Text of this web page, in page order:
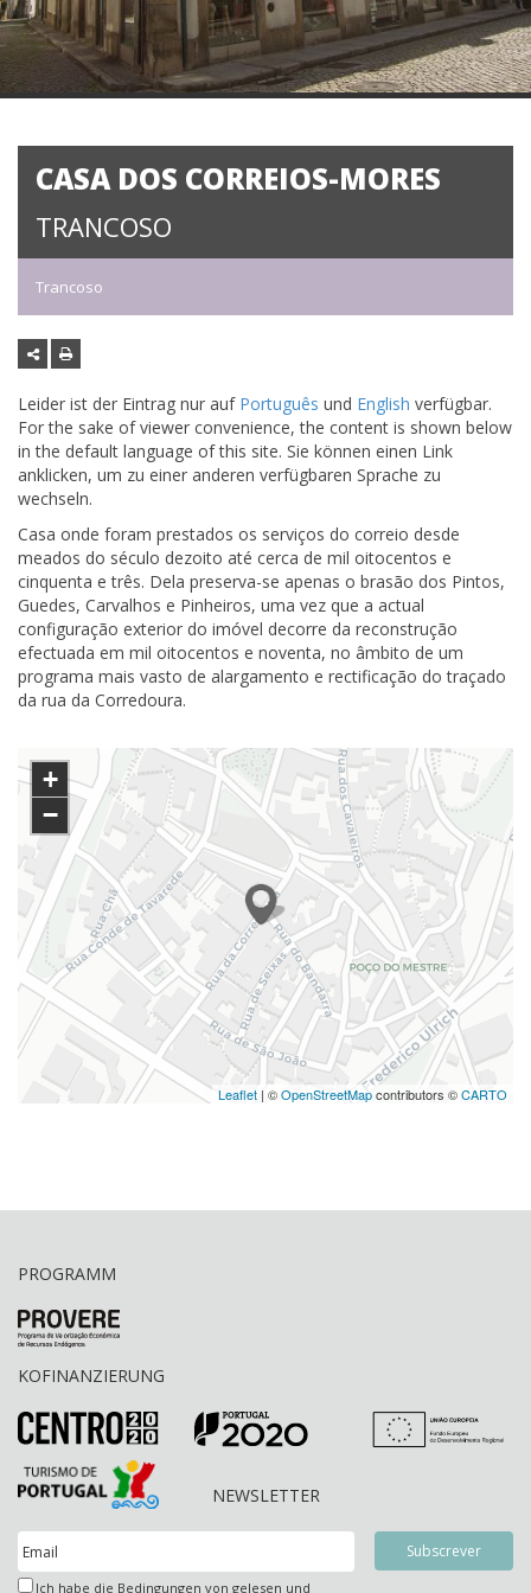
CASA DOS CORREIOS-MORES
TRANCOSO
Trancoso
Leider ist der Eintrag nur auf Português und English verfügbar.
For the sake of viewer convenience, the content is shown below
in the default language of this site. Sie können einen Link
anklicken, um zu einer anderen verfügbaren Sprache zu
wechseln.
Casa onde foram prestados os serviços do correio desde
meados do século dezoito até cerca de mil oitocentos e
cinquenta e três. Dela preserva-se apenas o brasão dos Pintos,
Guedes, Carvalhos e Pinheiros, uma vez que a actual
configuração exterior do imóvel decorre da reconstrução
efectuada em mil oitocentos e noventa, no âmbito de um
programa mais vasto de alargamento e rectificação do traçado
da rua da Corredoura.
+
−
Leaflet | ©OpenStreetMapcontributors ©CARTO
PROGRAMM
KOFINANZIERUNG
NEWSLETTER
Ich habe die Bedingungen von gelesen und